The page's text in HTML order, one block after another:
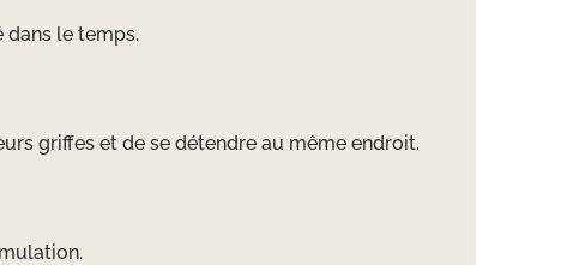
le temps.
griffes et de se détendre au même endroit.